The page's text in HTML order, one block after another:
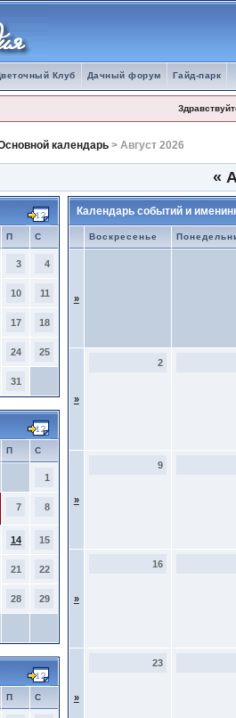
Клуб Дачный форум Гайд-парк
календарь> Август 2026
«
П С
3 4
10 11
17 18
24 25
31
П С
1
7 8
14 15
21 22
28 29
П С
Календарь событий и
Воскресенье
»
»
2
»
9
»
16
»
23